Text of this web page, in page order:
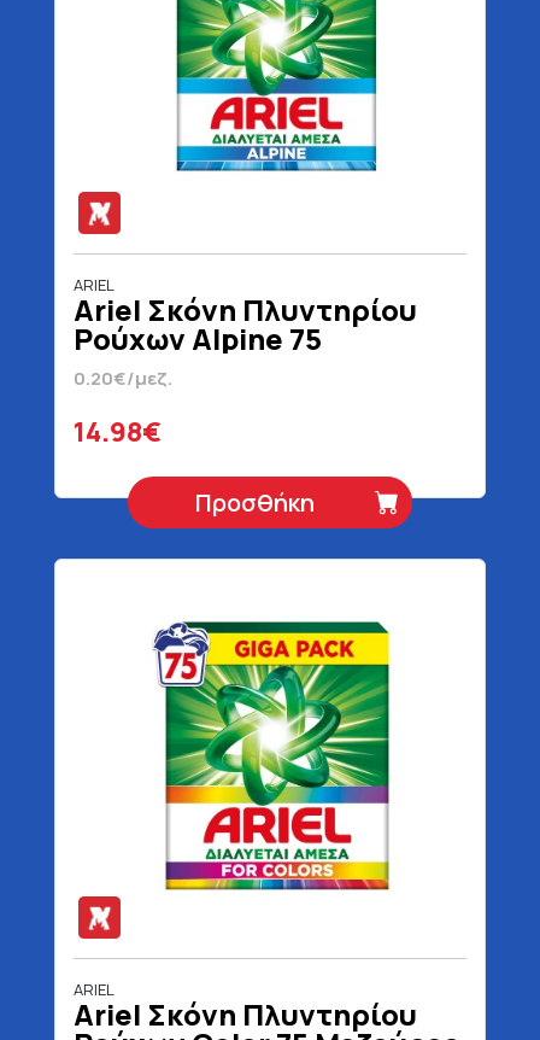
ARIEL
Ariel Σκόνη Πλυντηρίου
Ρούχων Alpine 75
Μεζούρες 4875 gr
0.20€/μεζ.
14.98€
Προσθήκη
ARIEL
Ariel Σκόνη Πλυντηρίου